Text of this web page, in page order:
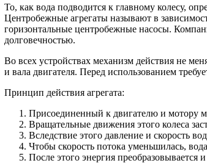
То, как вода подводится к главному колесу,
Центробежные агрегаты называют в
горизонтальные центробежные насосы.
долговечностью.
Во всех устройствах механизм действия не
и вала двигателя. Перед использованием
Принцип действия агрегата:
Присоединенный к двигателю и мотору
Вращательные движения этого колеса
Вследствие этого давление и скорость
Чтобы скорость потока уменьшилась,
После этого энергия преобразовывается